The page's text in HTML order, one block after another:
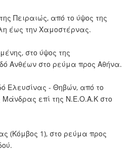
Πειραιώς, από το ύψος της
έως την Χαμοστέρνας.
στο ύψος της
Ανθέων στο ρεύμα προς Αθήνα.
Ελευσίνας - Θηβών, από το
επί της Ν.Ε.Ο.Α.Κ στο
(Κόμβος 1), στο ρεύμα προς